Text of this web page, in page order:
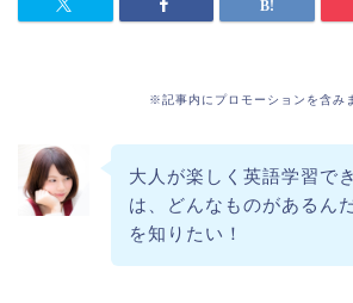
※記事内にプロモーションを含み
大人が楽しく英語学習で
は、どんなものがあるん
を知りたい！